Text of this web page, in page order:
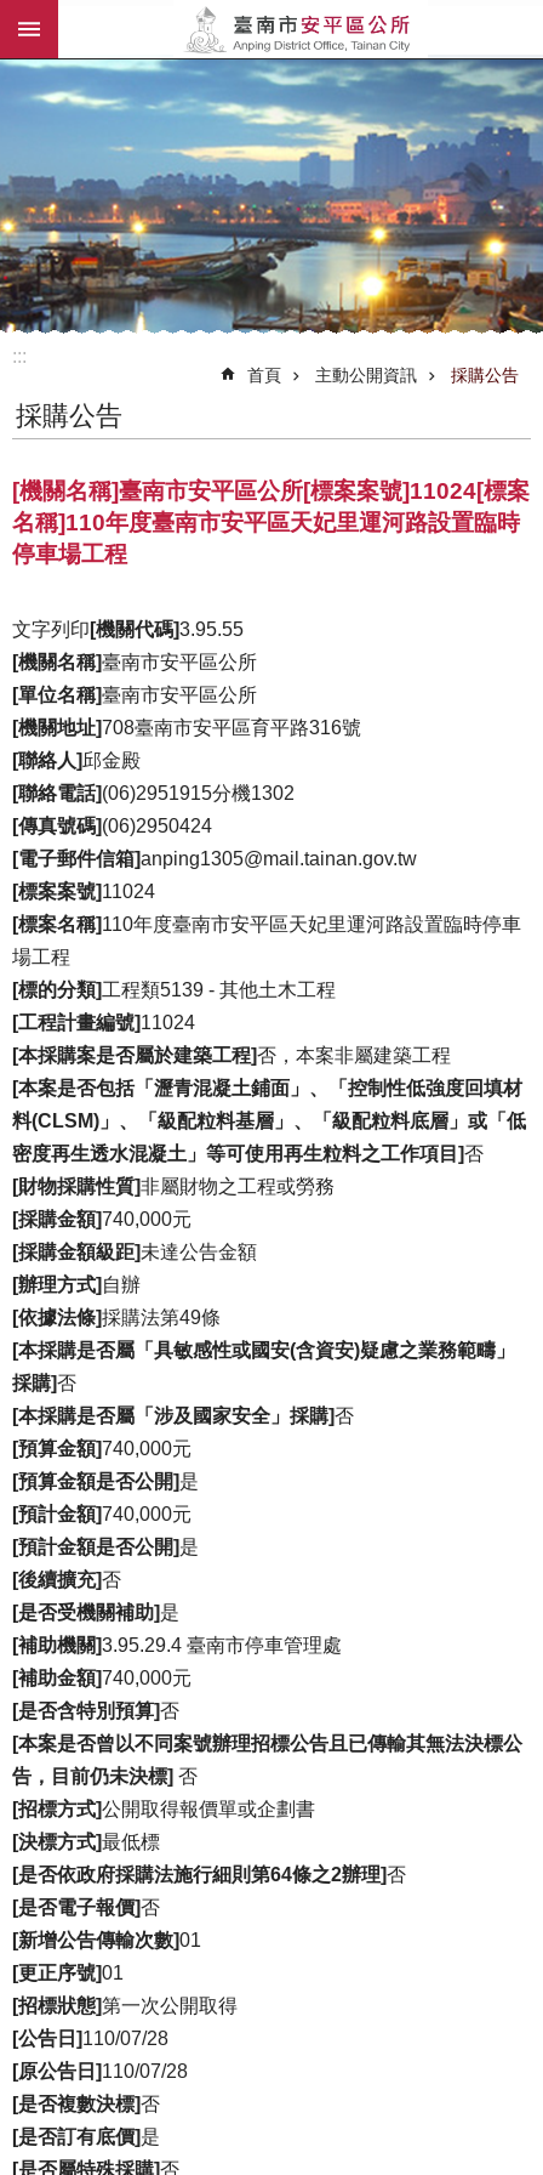
跳到主要內容區塊
搜
階
認
識
安
平
公
介
紹
觀
光
旅
主
動
公
開
資
訊
便
民
服
務
區
政
成
災
害
防
救
原
住
民
專
區
防
空
疏
散
避
難
性
別
主
流
化
登
熱
防
治
及
預
防
注
射
苗
接
種
專
區
揭
弊
:::
首頁 主動公開資訊 採購公告
採購公告
[機關名稱]臺南市安平區公所[標案案號]11024[標案
名稱]110年度臺南市安平區天妃里運河路設置臨時
停車場工程
文字列印 [機關代碼]3.95.55
[機關名稱]臺南市安平區公所
[單位名稱]臺南市安平區公所
[機關地址]708臺南市安平區育平路316號
[聯絡人]邱金殿
[聯絡電話](06)2951915分機1302
[傳真號碼](06)2950424
[電子郵件信箱]anping1305@mail.tainan.gov.tw
[標案案號]11024
[標案名稱]110年度臺南市安平區天妃里運河路設置臨時停車
場工程
[標的分類]工程類5139 - 其他土木工程
[工程計畫編號]11024
[本採購案是否屬於建築工程]否，本案非屬建築工程
[本案是否包括「瀝青混凝土鋪面」、「控制性低強度回填材
料(CLSM)」、「級配粒料基層」、「級配粒料底層」或「低
密度再生透水混凝土」等可使用再生粒料之工作項目]否
[財物採購性質]非屬財物之工程或勞務
[採購金額]740,000元
[採購金額級距]未達公告金額
[辦理方式] 自辦
[依據法條]採購法第49條
[本採購是否屬「具敏感性或國安(含資安)疑慮之業務範疇」
採購]否
[本採購是否屬「涉及國家安全」採購]否
[預算金額]740,000元
[預算金額是否公開]是
[預計金額]740,000元
[預計金額是否公開]是
[後續擴充]否
[是否受機關補助]是
[補助機關]3.95.29.4 臺南市停車管理處
[補助金額]740,000元
[是否含特別預算]否
[本案是否曾以不同案號辦理招標公告且已傳輸其無法決標公
告，目前仍未決標] 否
[招標方式]公開取得報價單或企劃書
[決標方式]最低標
[是否依政府採購法施行細則第64條之2辦理]否
[是否電子報價]否
[新增公告傳輸次數]01
[更正序號]01
[招標狀態]第一次公開取得
[公告日]110/07/28
[原公告日]110/07/28
[是否複數決標]否
[是否訂有底價]是
[是否屬特殊採購]否